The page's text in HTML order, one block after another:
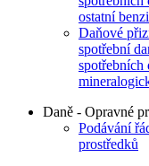
ostatní
Daňové
spotřební
spotřebních
Daně - Opravné
Podávání
prostředků